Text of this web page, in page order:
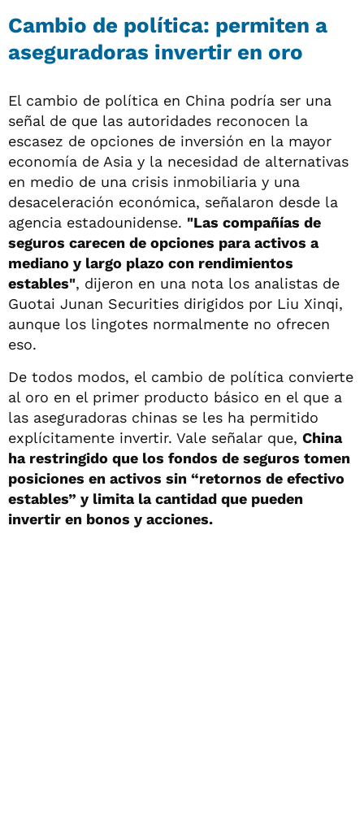
Cambio de política: permiten a
aseguradoras invertir en oro
El cambio de política en China podría ser una
señal de que las autoridades reconocen la
escasez de opciones de inversión en la mayor
economía de Asia y la necesidad de alternativas
en medio de una crisis inmobiliaria y una
desaceleración económica, señalaron desde la
agencia estadounidense. "Las compañías de
seguros carecen de opciones para activos a
mediano y largo plazo con rendimientos
estables", dijeron en una nota los analistas de
Guotai Junan Securities dirigidos por Liu Xinqi,
aunque los lingotes normalmente no ofrecen
eso.
De todos modos, el cambio de política convierte
al oro en el primer producto básico en el que a
las aseguradoras chinas se les ha permitido
explícitamente invertir. Vale señalar que, China
ha restringido que los fondos de seguros tomen
posiciones en activos sin “retornos de efectivo
estables” y limita la cantidad que pueden
invertir en bonos y acciones.